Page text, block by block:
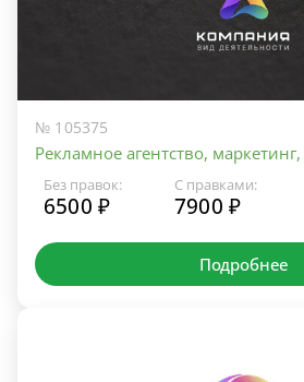
№ 105375
Рекламное агентство, маркетинг,
Без правок:
6500 ₽
С правками:
7900 ₽
Подробнее